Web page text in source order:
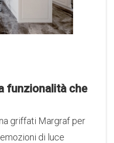
funzionalità che
griffati Margraf per
di luce